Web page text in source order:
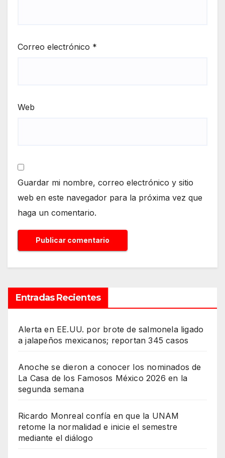
Correo electrónico *
Web
Guardar mi nombre, correo electrónico y sitio
web en este navegador para la próxima vez que
haga un comentario.
Entradas Recientes
Alerta en EE.UU. por brote de salmonela ligado
a jalapeños mexicanos; reportan 345 casos
Anoche se dieron a conocer los nominados de
La Casa de los Famosos México 2026 en la
segunda semana
Ricardo Monreal confía en que la UNAM
retome la normalidad e inicie el semestre
mediante el diálogo